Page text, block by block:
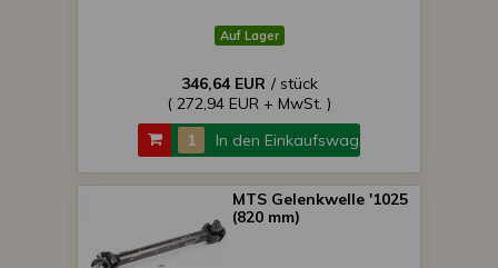
Auf Lager
346,64 EUR / stück
( 272,94 EUR + MwSt. )
In den Einkaufswagen
MTS Gelenkwelle '1025
(820 mm)